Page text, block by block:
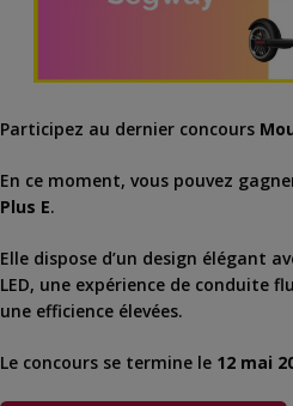
Participez au dernier concours
En ce moment, vous pouvez
Plus E.
Elle dispose d’un design élégant
LED, une expérience de conduite
une efficience élevées.
Le concours se termine le 12 mai